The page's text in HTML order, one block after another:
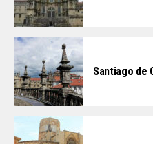
Santiago de